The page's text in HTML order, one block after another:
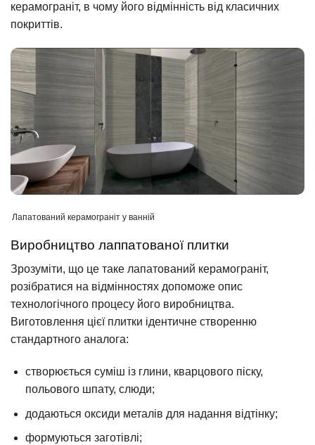
керамограніт, в чому його відмінність від класичних
покриттів.
Лапатований керамограніт у ванній
Виробництво лаппатованої плитки
Зрозуміти, що це таке лапатований керамограніт,
розібратися на відмінностях допоможе опис
технологічного процесу його виробництва.
Виготовлення цієї плитки ідентичне створенню
стандартного аналога:
створюється суміш із глини, кварцового піску,
польового шпату, слюди;
додаються оксиди металів для надання відтінку;
формуються заготівлі;